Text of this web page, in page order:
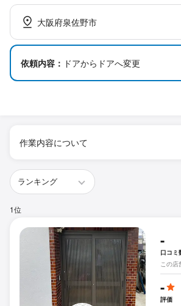
大阪府泉佐野市
依頼内容： ドアからドアへ変更
作業内容について
1位
-
口コミ
この店
-
評価